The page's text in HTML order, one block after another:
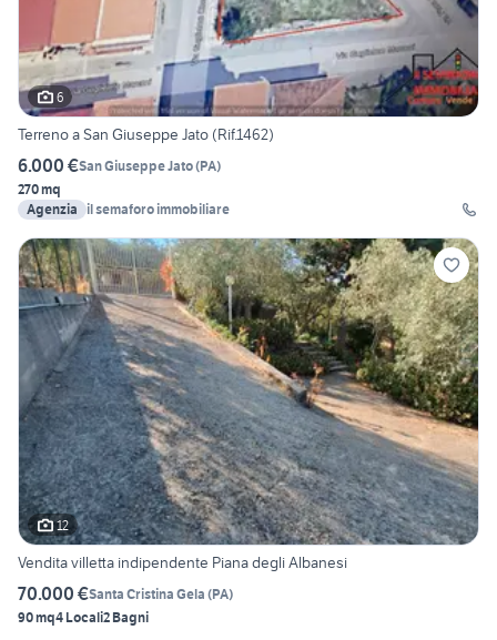
6
Terreno a San Giuseppe Jato (Rif.1462)
6.000 €San Giuseppe Jato(PA)
270 mq
Agenzia
il semaforo immobiliare
12
Vendita villetta indipendente Piana degli Albanesi
70.000 €Santa Cristina Gela (PA)
90 mq4 Locali2 Bagni